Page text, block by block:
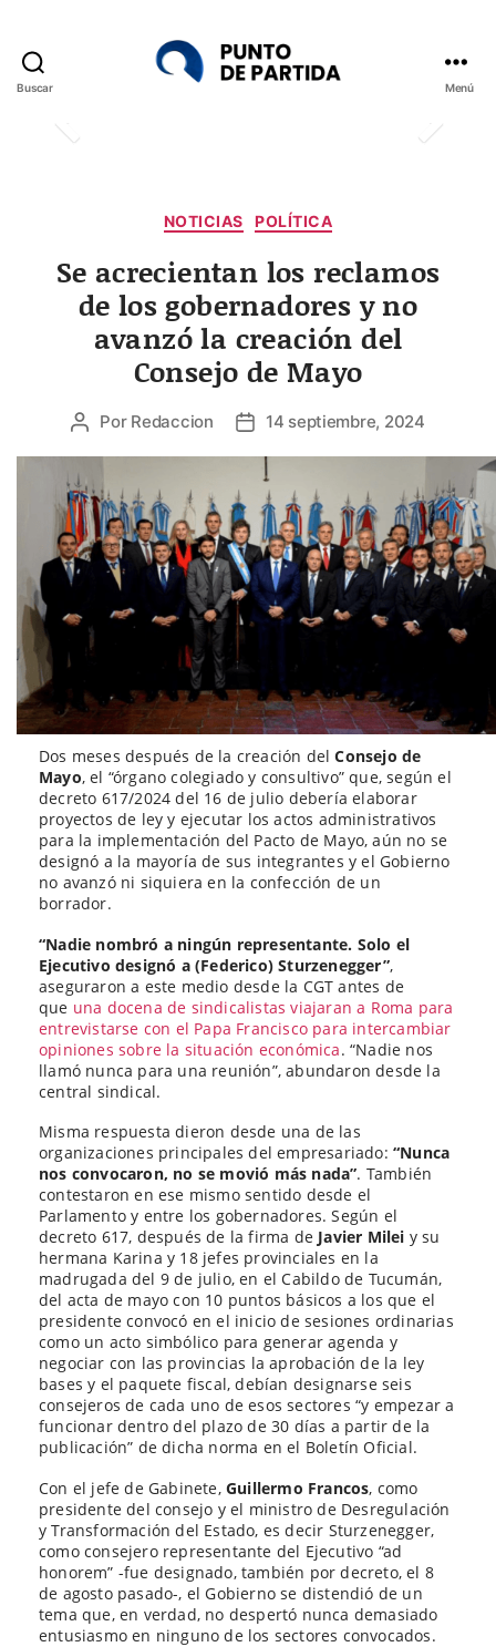
Buscar Menú
Categorías
NOTICIAS POLÍTICA
Se acrecientan los reclamos
de los gobernadores y no
avanzó la creación del
Consejo de Mayo
Autor
entrada
Por Redaccion
Fecha
entrada
14 septiembre, 2024
Dos meses después de la creación delConsejo de
Mayo, el “órgano colegiado y consultivo” que, según el
decreto 617/2024 del 16 de julio debería elaborar
proyectos de ley y ejecutar los actos administrativos
para la implementación del Pacto de Mayo, aún no se
designó a la mayoría de sus integrantes y el Gobierno
no avanzó ni siquiera en la confección de un
borrador.
“Nadie nombró a ningún representante. Solo el
Ejecutivo designó a (Federico) Sturzenegger”,
aseguraron a este medio desde la CGT antes de
que una docena de sindicalistas viajaran a Roma para
entrevistarse con el Papa Francisco para intercambiar
opiniones sobre la situación económica. “Nadie nos
llamó nunca para una reunión”, abundaron desde la
central sindical.
Misma respuesta dieron desde una de las
organizaciones principales del empresariado:“Nunca
nos convocaron, no se movió más nada”. También
contestaron en ese mismo sentido desde el
Parlamento y entre los gobernadores. Según el
decreto 617, después de la firma de Javier Milei y su
hermana Karina y 18 jefes provinciales en la
madrugada del 9 de julio, en el Cabildo de Tucumán,
del acta de mayo con 10 puntos básicos a los que el
presidente convocó en el inicio de sesiones ordinarias
como un acto simbólico para generar agenda y
negociar con las provincias la aprobación de la ley
bases y el paquete fiscal, debían designarse seis
consejeros de cada uno de esos sectores “y empezar a
funcionar dentro del plazo de 30 días a partir de la
publicación” de dicha norma en el Boletín Oficial.
Con el jefe de Gabinete, Guillermo Francos, como
presidente del consejo y el ministro de Desregulación
y Transformación del Estado, es decir Sturzenegger,
como consejero representante del Ejecutivo “ad
honorem” -fue designado, también por decreto, el 8
de agosto pasado-, el Gobierno se distendió de un
tema que, en verdad, no despertó nunca demasiado
entusiasmo en ninguno de los sectores convocados.